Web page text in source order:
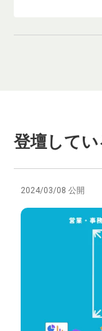
登壇して
2024/03/08 公開